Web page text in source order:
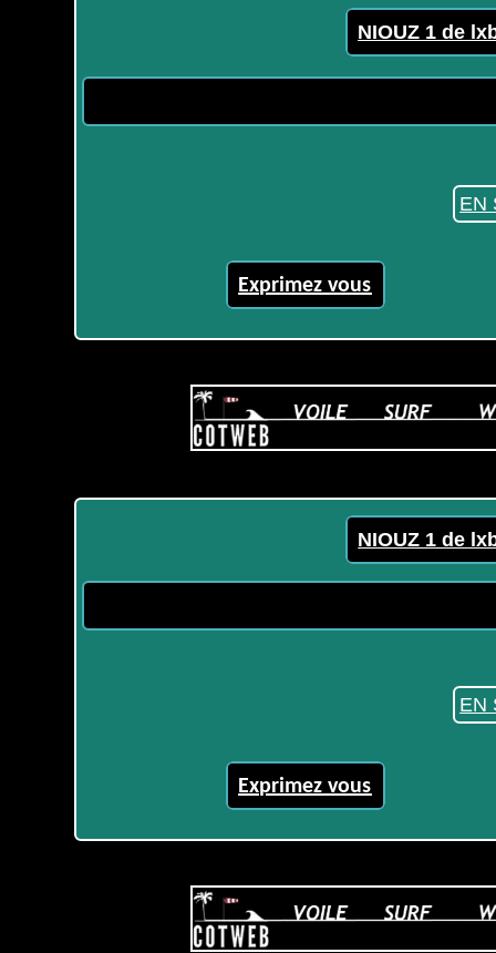
NIOUZ 1 de
EN
Exprimez vous
NIOUZ 1 de
EN
Exprimez vous